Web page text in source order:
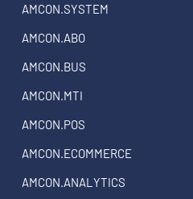
AMCON.SYSTEM
AMCON.ABO
AMCON.BUS
AMCON.MTI
AMCON.POS
AMCON.ECOMMERCE
AMCON.ANALYTICS